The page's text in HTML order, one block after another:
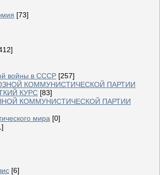
[73]
войны в СССР [257]
КОММУНИСТИЧЕСКОЙ ПАРТИИ
КУРС [83]
КОММУНИСТИЧЕСКОЙ ПАРТИИ
мира [0]
[6]